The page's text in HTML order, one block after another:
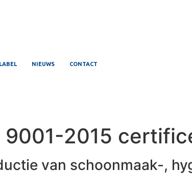
NIEUWS CONTACT
9001-2015
van schoonmaak-,